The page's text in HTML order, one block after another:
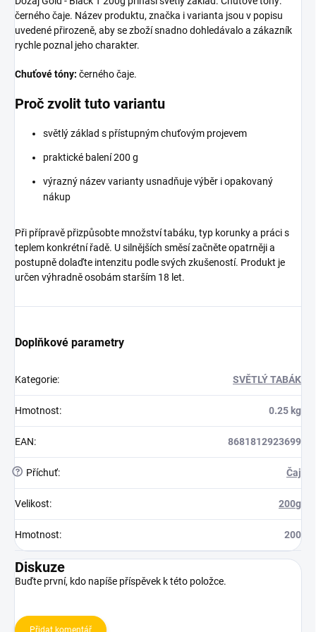
černého čaje. Název produktu, značka i varianta jsou v popisu
uvedené přirozeně, aby se zboží snadno dohledávalo a zákazník
rychle poznal jeho charakter.
Chuťové tóny: černého čaje.
Proč zvolit tuto variantu
světlý základ s přístupným chuťovým projevem
praktické balení 200 g
výrazný název varianty usnadňuje výběr i opakovaný
nákup
Při přípravě přizpůsobte množství tabáku, typ korunky a práci s
teplem konkrétní řadě. U silnějších směsí začněte opatrněji a
postupně dolaďte intenzitu podle svých zkušeností. Produkt je
určen výhradně osobám starším 18 let.
Doplňkové parametry
Kategorie: SVĚTLÝ TABÁK
Hmotnost: 0.25 kg
EAN: 8681812923699
? Příchuť: Čaj
Velikost: 200g
Hmotnost: 200
Diskuze
Buďte první, kdo napíše příspěvek k této položce.